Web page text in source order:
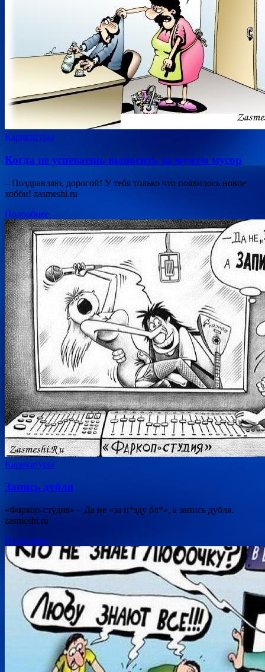
Карикатуры
Когда не успеваешь выносить за мужем мусор
– Поздравляю, дорогой! У тебя только что появилось новое
хобби! zasmeshi.ru
Подробнее
Карикатуры
Запись дубля
«Фаркоп-студия» – Да не «за п*зду бл*», а запись дубля.
zasmeshi.ru
Подробнее